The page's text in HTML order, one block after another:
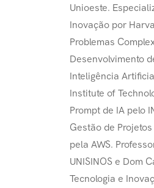
Unioeste.
Inovação por
Problemas
Desenvolvimento
Inteligência
Institute of
Prompt de IA pelo
Gestão de
pela AWS.
UNISINOS e Dom
Tecnologia e